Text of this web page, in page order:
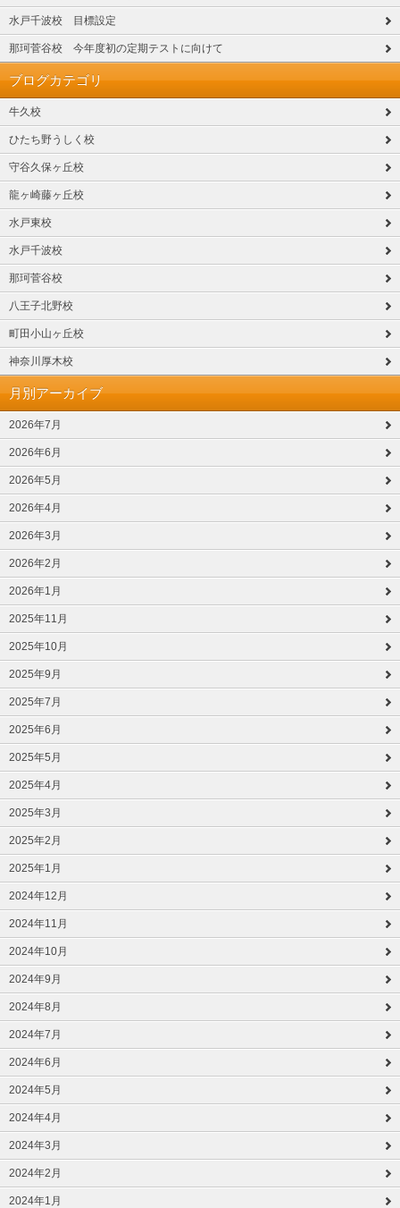
水戸千波校 目標設定
那珂菅谷校 今年度初の定期テストに向けて
ブログカテゴリ
牛久校
ひたち野うしく校
守谷久保ヶ丘校
龍ヶ崎藤ヶ丘校
水戸東校
水戸千波校
那珂菅谷校
八王子北野校
町田小山ヶ丘校
神奈川厚木校
月別アーカイブ
2026年7月
2026年6月
2026年5月
2026年4月
2026年3月
2026年2月
2026年1月
2025年11月
2025年10月
2025年9月
2025年7月
2025年6月
2025年5月
2025年4月
2025年3月
2025年2月
2025年1月
2024年12月
2024年11月
2024年10月
2024年9月
2024年8月
2024年7月
2024年6月
2024年5月
2024年4月
2024年3月
2024年2月
2024年1月